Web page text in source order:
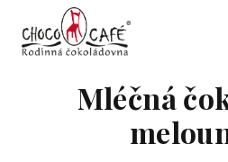
Přejít na obsah
Mléčná